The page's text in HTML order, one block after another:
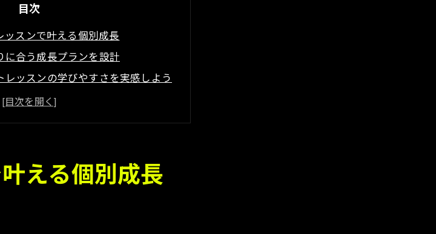
目次
ッスンで叶える個別成長
に合う成長プランを設計
レッスンの学びやすさを実感しよう
最適な個別指導の魅力
で効率よくスキルアップ
スン活用術
人向け活用法を解説
える個別成長